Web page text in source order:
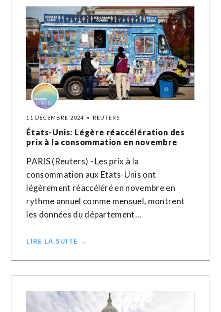
11 DÉCEMBRE 2024 REUTERS
États-Unis: Légère réaccélération des
prix à la consommation en novembre
PARIS (Reuters) - Les prix à la
consommation aux Etats-Unis ont
légèrement réaccéléré en novembre en
rythme annuel comme mensuel, montrent
les données du département…
LIRE LA SUITE →